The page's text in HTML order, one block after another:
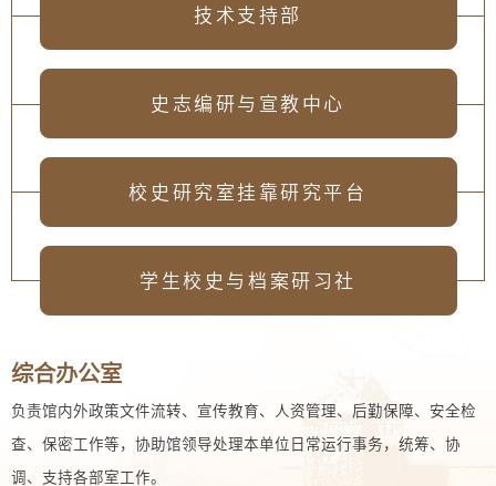
技术支持部
史志编研与宣教中心
校史研究室挂靠研究平台
学生校史与档案研习社
综合办公室
负责馆内外政策文件流转、宣传教育、人资管理、后勤保障、安全检
查、保密工作等，协助馆领导处理本单位日常运行事务，统筹、协
调、支持各部室工作。